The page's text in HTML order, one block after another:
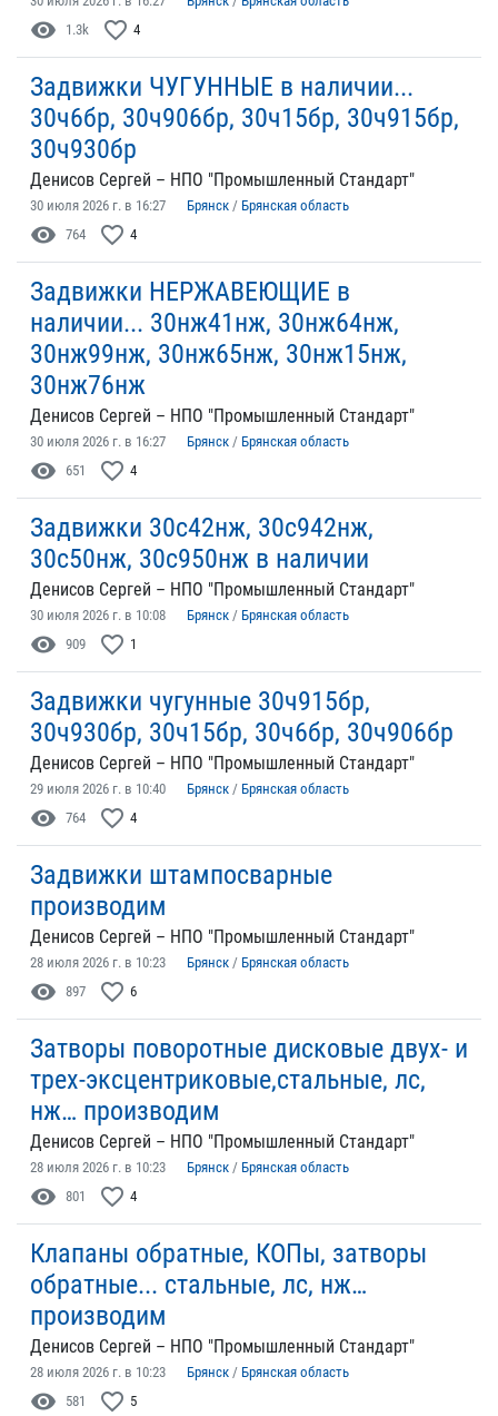
visibility 1.3k favorite_border 4
Задвижки ЧУГУННЫЕ в наличии...
30ч6бр, 30ч906бр, 30ч15бр, 30ч915бр,
30ч930бр
Денисов Сергей – НПО "Промышленный Стандарт"
30 июля 2026 г. в 16:27 Брянск / Брянская область
visibility 764 favorite_border 4
Задвижки НЕРЖАВЕЮЩИЕ в
наличии... 30нж41нж, 30нж64нж,
30нж99нж, 30нж65нж, 30нж15нж,
30нж76нж
Денисов Сергей – НПО "Промышленный Стандарт"
30 июля 2026 г. в 16:27 Брянск / Брянская область
visibility 651 favorite_border 4
Задвижки 30с42нж, 30с942нж,
30с50нж, 30с950нж в наличии
Денисов Сергей – НПО "Промышленный Стандарт"
30 июля 2026 г. в 10:08 Брянск / Брянская область
visibility 909 favorite_border 1
Задвижки чугунные 30ч915бр,
30ч930бр, 30ч15бр, 30ч6бр, 30ч906бр
Денисов Сергей – НПО "Промышленный Стандарт"
29 июля 2026 г. в 10:40 Брянск / Брянская область
visibility 764 favorite_border 4
Задвижки штампосварные
производим
Денисов Сергей – НПО "Промышленный Стандарт"
28 июля 2026 г. в 10:23 Брянск / Брянская область
visibility 897 favorite_border 6
Затворы поворотные дисковые двух- и
трех-эксцентриковые,стальные, лс,
нж… производим
Денисов Сергей – НПО "Промышленный Стандарт"
28 июля 2026 г. в 10:23 Брянск / Брянская область
visibility 801 favorite_border 4
Клапаны обратные, КОПы, затворы
обратные... стальные, лс, нж…
производим
Денисов Сергей – НПО "Промышленный Стандарт"
28 июля 2026 г. в 10:23 Брянск / Брянская область
visibility 581 favorite_border 5